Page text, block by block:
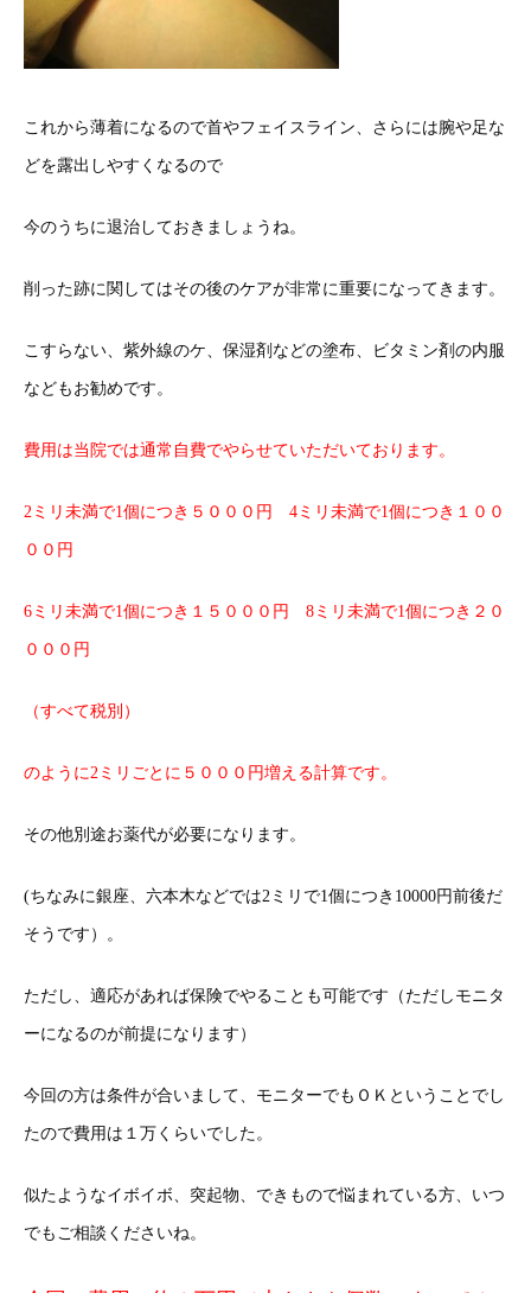
これから薄着になるので首やフェイスライン、さらには腕や足な
どを露出しやすくなるので
今のうちに退治しておきましょうね。
削った跡に関してはその後のケアが非常に重要になってきます。
こすらない、紫外線のケ、保湿剤などの塗布、ビタミン剤の内服
などもお勧めです。
費用は当院では通常自費でやらせていただいております。
2ミリ未満で1個につき５０００円 4ミリ未満で1個につき１００
００円
6ミリ未満で1個につき１５０００円 8ミリ未満で1個につき２０
０００円
（すべて税別）
のように2ミリごとに５０００円増える計算です。
その他別途お薬代が必要になります。
(ちなみに銀座、六本木などでは2ミリで1個につき10000円前後だ
そうです）。
ただし、適応があれば保険でやることも可能です（ただしモニタ
ーになるのが前提になります）
今回の方は条件が合いまして、モニターでもＯＫということでし
たので費用は１万くらいでした。
似たようなイボイボ、突起物、できもので悩まれている方、いつ
でもご相談くださいね。